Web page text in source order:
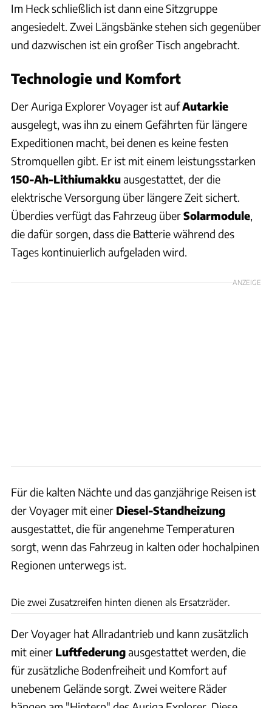
Im Heck schließlich ist dann eine Sitzgruppe
angesiedelt. Zwei Längsbänke stehen sich gegenüber
und dazwischen ist ein großer Tisch angebracht.
Technologie und Komfort
Der Auriga Explorer Voyager ist aufAutarkie
ausgelegt, was ihn zu einem Gefährten für längere
Expeditionen macht, bei denen es keine festen
Stromquellen gibt. Er ist mit einem leistungsstarken
150-Ah-Lithiumakkuausgestattet, der die
elektrische Versorgung über längere Zeit sichert.
Überdies verfügt das Fahrzeug überSolarmodule,
die dafür sorgen, dass die Batterie während des
Tages kontinuierlich aufgeladen wird.
ANZEIGE
Für die kalten Nächte und das ganzjährige Reisen ist
der Voyager mit einer Diesel-Standheizung
ausgestattet, die für angenehme Temperaturen
sorgt, wenn das Fahrzeug in kalten oder hochalpinen
Regionen unterwegs ist.
Die zwei Zusatzreifen hinten dienen als Ersatzräder.
Der Voyager hat Allradantrieb und kann zusätzlich
mit einer Luftfederungausgestattet werden, die
für zusätzliche Bodenfreiheit und Komfort auf
unebenem Gelände sorgt. Zwei weitere Räder